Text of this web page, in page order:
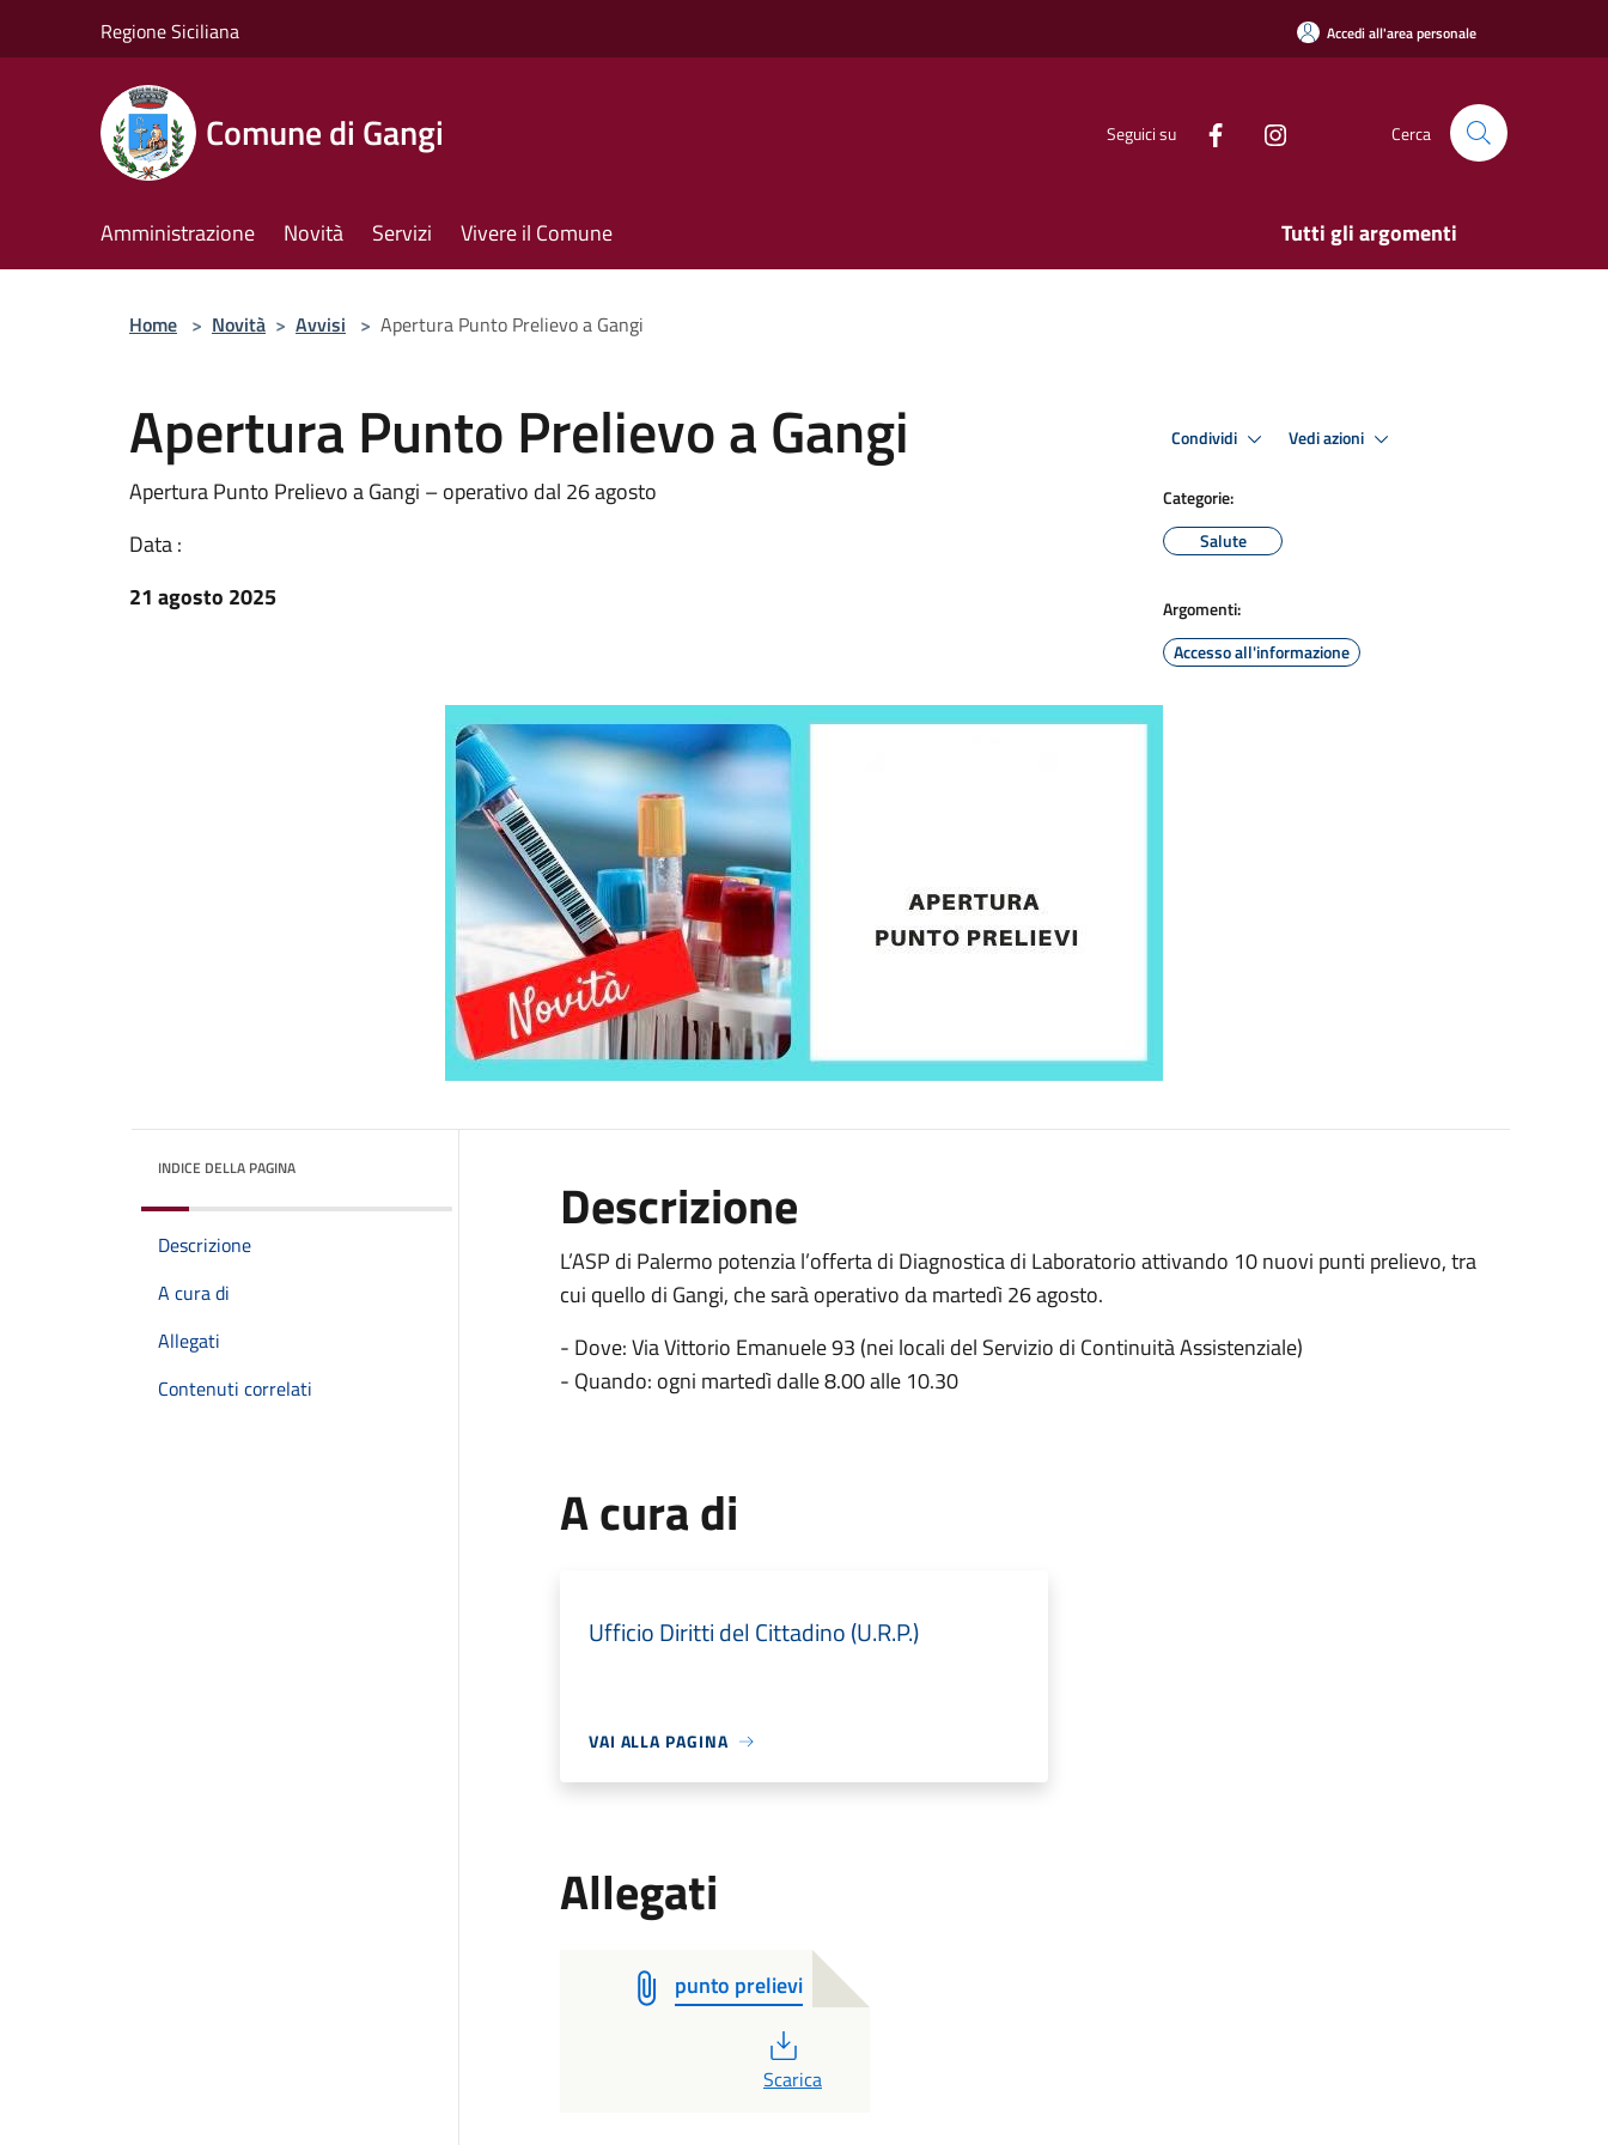
Regione Siciliana Accedi all'area personale
Comune di Gangi Seguici su Cerca
Amministrazione Novità Servizi Vivere il Comune Tutti gli argomenti
Home > Novità > Avvisi > Apertura Punto Prelievo a Gangi
Apertura Punto Prelievo a Gangi
Apertura Punto Prelievo a Gangi – operativo dal 26 agosto
Data :
21 agosto 2025
Condividi Vedi azioni
Categorie:
Salute
Argomenti:
Accesso all'informazione
INDICE DELLA PAGINA
Descrizione
A cura di
Allegati
Contenuti correlati
Descrizione
L’ASP di Palermo potenzia l’offerta di Diagnostica di Laboratorio attivando 10 nuovi punti prelievo, tra
cui quello di Gangi, che sarà operativo da martedì 26 agosto.
- Dove: Via Vittorio Emanuele 93 (nei locali del Servizio di Continuità Assistenziale)
- Quando: ogni martedì dalle 8.00 alle 10.30
A cura di
Ufficio Diritti del Cittadino (U.R.P.)
VAI ALLA PAGINA
Allegati
punto prelievi
PDF
Scarica